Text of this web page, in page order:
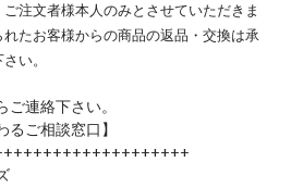
注文者様本人のみとさせていただきま
たお客様からの商品の返品・交換は承
い。
連絡下さい。
るご相談窓口】